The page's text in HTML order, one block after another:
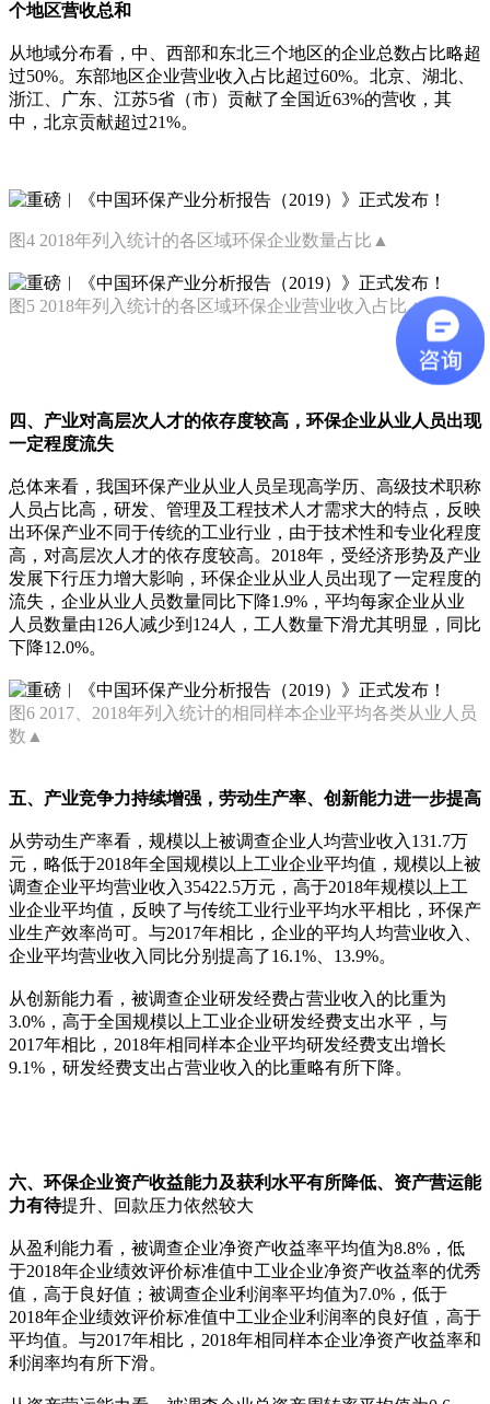
个地区营收总和
从地域分布看，中、西部和东北三个地区的企业总数占比略超
过50%。东部地区企业营业收入占比超过60%。北京、湖北、
浙江、广东、江苏5省（市）贡献了全国近63%的营收，其
中，北京贡献超过21%。
图4 2018年列入统计的各区域环保企业数量占比▲
图5 2018年列入统计的各区域环保企业营业收入占比▲
四、产业对高层次人才的依存度较高，环保企业从业人员出现
一定程度流失
总体来看，我国环保产业从业人员呈现高学历、高级技术职称
人员占比高，研发、管理及工程技术人才需求大的特点，反映
出环保产业不同于传统的工业行业，由于技术性和专业化程度
高，对高层次人才的依存度较高。2018年，受经济形势及产业
发展下行压力增大影响，环保企业从业人员出现了一定程度的
流失，企业从业人员数量同比下降1.9%，平均每家企业从业
人员数量由126人减少到124人，工人数量下滑尤其明显，同比
下降12.0%。
图6 2017、2018年列入统计的相同样本企业平均各类从业人员
数▲
五、产业竞争力持续增强，劳动生产率、创新能力进一步提高
从劳动生产率看，规模以上被调查企业人均营业收入131.7万
元，略低于2018年全国规模以上工业企业平均值，规模以上被
调查企业平均营业收入35422.5万元，高于2018年规模以上工
业企业平均值，反映了与传统工业行业平均水平相比，环保产
业生产效率尚可。与2017年相比，企业的平均人均营业收入、
企业平均营业收入同比分别提高了16.1%、13.9%。
从创新能力看，被调查企业研发经费占营业收入的比重为
3.0%，高于全国规模以上工业企业研发经费支出水平，与
2017年相比，2018年相同样本企业平均研发经费支出增长
9.1%，研发经费支出占营业收入的比重略有所下降。
六、环保企业资产收益能力及获利水平有所降低、资产营运能
力有待提升、回款压力依然较大
从盈利能力看，被调查企业净资产收益率平均值为8.8%，低
于2018年企业绩效评价标准值中工业企业净资产收益率的优秀
值，高于良好值；被调查企业利润率平均值为7.0%，低于
2018年企业绩效评价标准值中工业企业利润率的良好值，高于
平均值。与2017年相比，2018年相同样本企业净资产收益率和
利润率均有所下滑。